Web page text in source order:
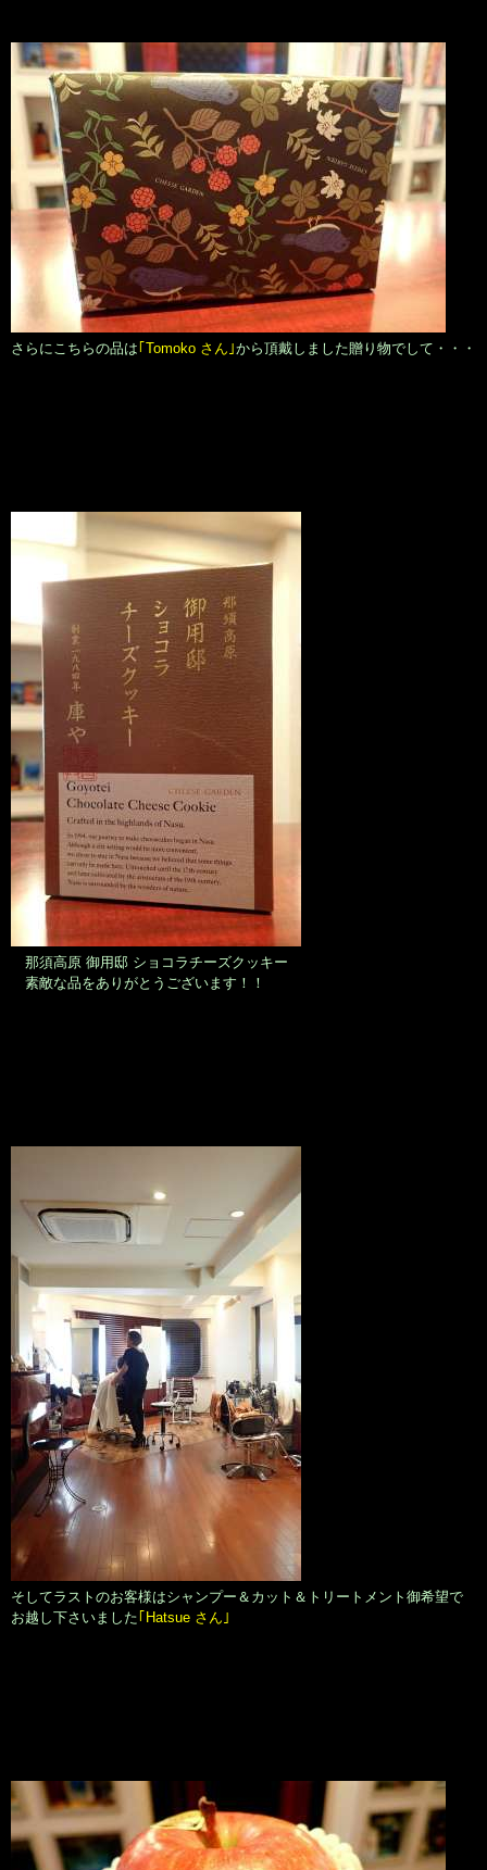
さらにこちらの品は｢Tomoko さん｣から頂戴しました贈り物でして・・・
那須高原 御用邸 ショコラチーズクッキー
素敵な品をありがとうございます！！
そしてラストのお客様はシャンプー＆カット＆トリートメント御希望で
お越し下さいました｢Hatsue さん｣